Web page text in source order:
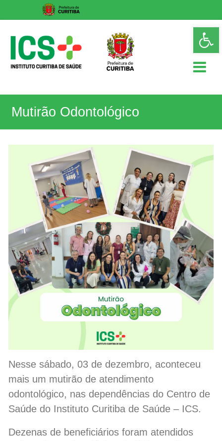
content
ICS
Instituto
de
Mutirão Odontológico
Nesse sábado, 03 de dezembro, aconteceu
mais um mutirão de atendimento
odontológico, nas dependências do Centro de
Saúde do Instituto Curitiba de Saúde – ICS.
Dezenas de beneficiários foram atendidos